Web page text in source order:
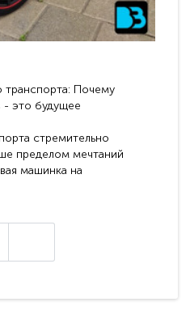
транспорта: Почему
- это будущее
стремительно
пределом мечтаний
машинка на